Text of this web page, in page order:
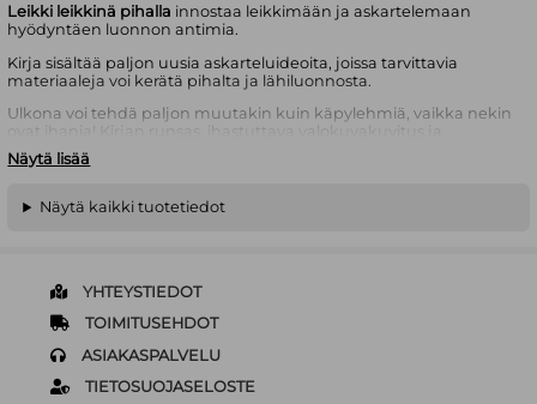
Leikki leikkinä pihalla innostaa leikkimään ja askartelemaan
hyödyntäen luonnon antimia.
Kirja sisältää paljon uusia askarteluideoita, joissa tarvittavia
materiaaleja voi kerätä pihalta ja lähiluonnosta.
Ulkona voi tehdä paljon muutakin kuin käpylehmiä, vaikka nekin
ovat ihania! Kirjan runsas, ihastuttava valokuvakuvitus ja
seikkaperäiset ohjeet houkuttelevat kokeilemaan, myös heidät
jotka eivät ole ennen innostuneet askartelusta. Suuri osa
roolivaatteina.Tutuiksi tulevat mm. ruohomaalin, dinosauruksen
munien ja kukkaglitterin valmistus. Nuoret tutkijanalut
Emma Rapalaon opettaja, suositun
neljän lapsen äiti.
Samoilta tekijöiltä ilmestyi vuonna 2021 innostuneen vastaanoton
saanut teosLeikki leikkinä
Näytä lisää
Näytä kaikki tuotetiedot
YHTEYSTIEDOT
TOIMITUSEHDOT
ASIAKASPALVELU
TIETOSUOJASELOSTE